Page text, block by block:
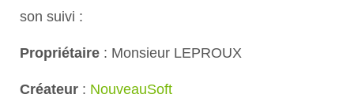
son suivi :
Propriétaire : Monsieur LEPROUX
Créateur : NouveauSoft